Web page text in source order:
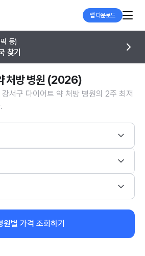
앱 다운로드
등)
찾기
처방 병원 (2026)
서구 다이어트 약 처방 병원의 2주 최저
원별 가격 조회하기